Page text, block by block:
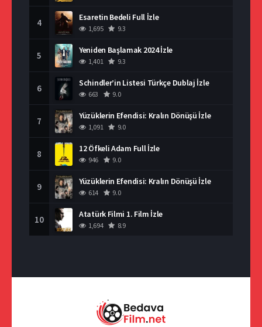
4 Esaretin Bedeli Full İzle
1,695 9.3
5 Yeniden Başlamak 2024 İzle
1,401 9.3
6 Schindler’in Listesi Türkçe Dublaj İzle
663 9.0
7 Yüzüklerin Efendisi: Kralın Dönüşü İzle
1,091 9.0
8 12 Öfkeli Adam Full İzle
946 9.0
9 Yüzüklerin Efendisi: Kralın Dönüşü İzle
614 9.0
10 Atatürk Filmi 1. Film İzle
1,694 8.9